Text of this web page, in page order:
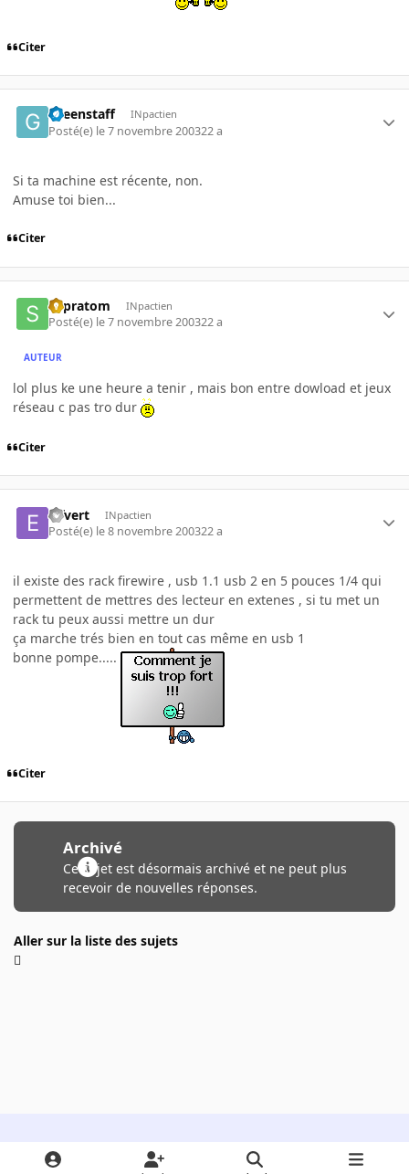
Citer
Greenstaff INpactien
Posté(e) le 7 novembre 200322 a
Si ta machine est récente, non.
Amuse toi bien...
Citer
supratom INpactien
Posté(e) le 7 novembre 200322 a
AUTEUR
lol plus ke une heure a tenir , mais bon entre dowload et jeux
réseau c pas tro dur
Citer
elfvert INpactien
Posté(e) le 8 novembre 200322 a
il existe des rack firewire , usb 1.1 usb 2 en 5 pouces 1/4 qui
permettent de mettres des lecteur en extenes , si tu met un
rack tu peux aussi mettre un dur
ça marche trés bien en tout cas même en usb 1
bonne pompe.....
Citer
Archivé
Ce sujet est désormais archivé et ne peut plus
recevoir de nouvelles réponses.
Aller sur la liste des sujets
Light ModeDark ModeSystem Preference